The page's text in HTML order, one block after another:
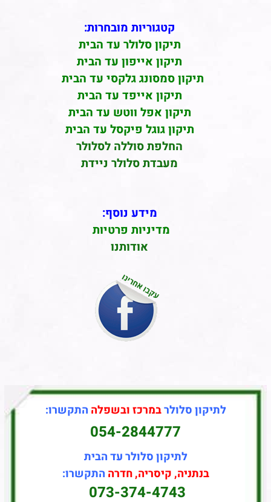
קטגוריות מובחרות:
תיקון סלולר עד הבית
תיקון אייפון עד הבית
תיקון סמסונג גלקסי עד הבית
תיקון אייפד עד הבית
תיקון אפל ווטש עד הבית
תיקון גוגל פיקסל עד הבית
החלפת סוללה לסלולר
מעבדת סלולר ניידת
מידע נוסף:
מדיניות פרטיות
אודותנו
לתיקון סלולרבמרכז ובשפלה התקשרו:
054-2844777
לתיקון סלולר עד הבית
בנתניה, קיסריה, חדרה התקשרו:
073-374-4743